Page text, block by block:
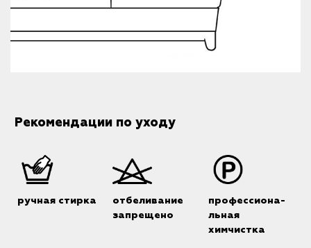
Рекомендации по уходу
ручная стирка
отбеливание
запрещено
профессиона-
льная
химчистка